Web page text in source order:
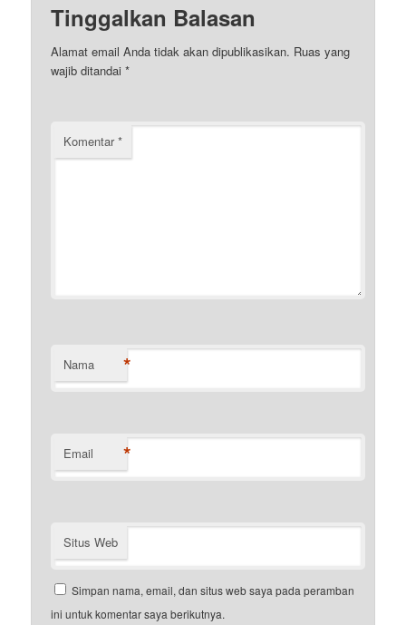
Tinggalkan Balasan
Alamat email Anda tidak akan dipublikasikan. Ruas yang
wajib ditandai*
Komentar*
Nama *
Email *
Situs Web
Simpan nama, email, dan situs web saya pada peramban
ini untuk komentar saya berikutnya.